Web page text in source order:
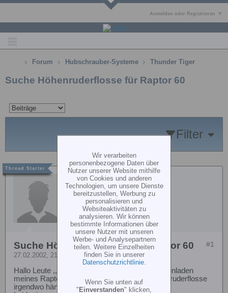
Anmelden oder Registrieren
Forum Hubschrauber-Systeme Thunder Tiger
Suche Höhenruderflosse für Raptor 60
Filter
Maggifix2
#1
Suche Höhenruderflosse für Raptor 60
27.02.2002, 21:16
Hallo Leute ,,,ich war heute ungeschickt beim einladen
meines Raptors ins Auto und bin mit der Höhenruderflosse
irgendwo hängen geblieben.
Wir verarbeiten
personenbezogene Daten über
Nutzer unserer Website mithilfe
von Cookies und anderen
Technologien, um unsere Dienste
bereitzustellen, Werbung zu
personalisieren und
Websiteaktivitäten zu
analysieren. Wir können
bestimmte Informationen über
unsere Nutzer mit unseren
Werbe- und Analysepartnern
teilen. Weitere Einzelheiten
finden Sie in unserer
Datenschutzrichtlinie.
Wenn Sie unten auf
"Einverstanden" klicken,